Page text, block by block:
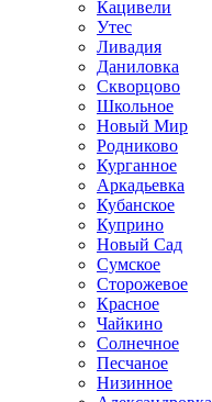
Кацивели
Утес
Ливадия
Даниловка
Скворцово
Школьное
Новый Мир
Родниково
Курганное
Аркадьевка
Кубанское
Куприно
Новый Сад
Сумское
Сторожевое
Красное
Чайкино
Солнечное
Песчаное
Низинное